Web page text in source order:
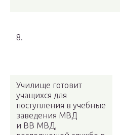
8.
Училище готовит
учащихся для
поступления в учебные
заведения МВД
и ВВ МВД,